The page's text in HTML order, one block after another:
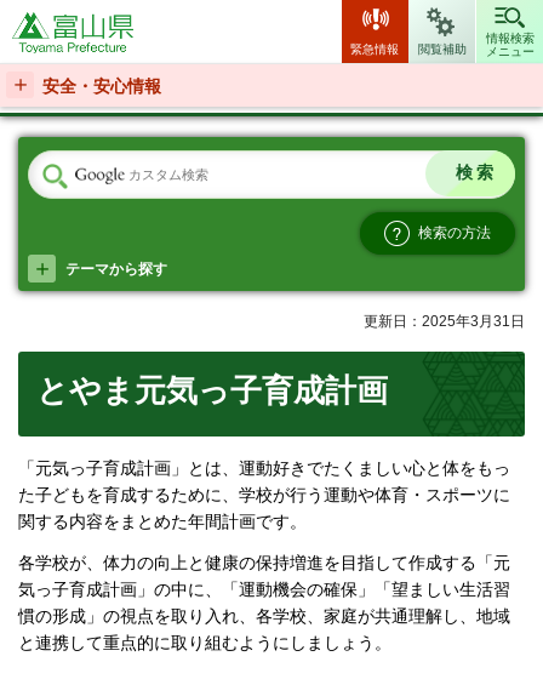
富山県
緊急情報 閲覧補助
情報検索
メニュー
安全・安心情報
検索の方法
テーマから探す
更新日：2025年3月31日
とやま元気っ子育成計画
「元気っ子育成計画」とは、運動好きでたくましい心と体をもっ
た子どもを育成するために、学校が行う運動や体育・スポーツに
関する内容をまとめた年間計画です。
各学校が、体力の向上と健康の保持増進を目指して作成する「元
気っ子育成計画」の中に、「運動機会の確保」「望ましい生活習
慣の形成」の視点を取り入れ、各学校、家庭が共通理解し、地域
と連携して重点的に取り組むようにしましょう。